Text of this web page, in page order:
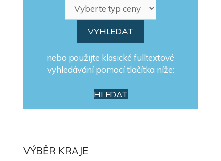
nebo použijte klasické fulltextové
vyhledávání pomocí tlačítka níže:
HLEDAT
VÝBĚR KRAJE